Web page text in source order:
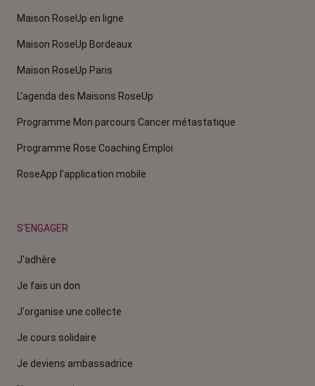
Maison RoseUp en ligne
Maison RoseUp Bordeaux
Maison RoseUp Paris
L'agenda des Maisons RoseUp
Programme Mon parcours Cancer métastatique
Programme Rose Coaching Emploi
RoseApp l’application mobile
S'ENGAGER
J'adhère
Je fais un don
J'organise une collecte
Je cours solidaire
Je deviens ambassadrice